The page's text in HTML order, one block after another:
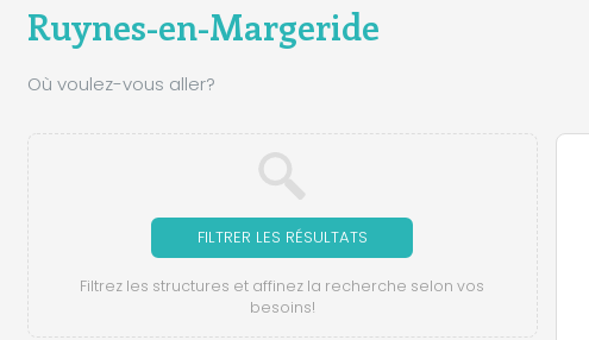
Ruynes-en-Margeride
Où voulez-vous aller?
FILTRER LES RÉSULTATS
Filtrez les structures et affinez la recherche selon vos
besoins!